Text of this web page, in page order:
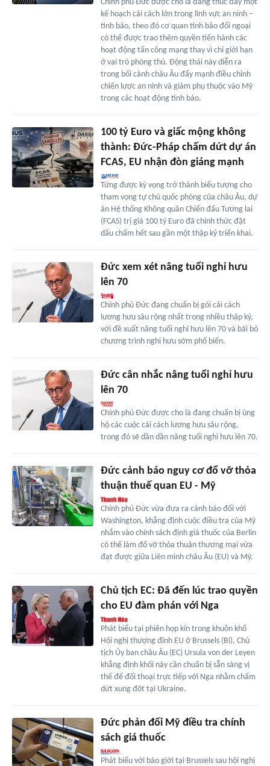
Chính phủ Đức được cho là đang thúc đẩy một
kế hoạch cải cách lớn trong lĩnh vực an ninh –
tình báo, theo đó cơ quan tình báo đối ngoại
có thể được trao thêm quyền tiến hành các
hoạt động tấn công mạng thay vì chỉ giới hạn
ở vai trò phòng thủ. Động thái này diễn ra
trong bối cảnh châu Âu đẩy mạnh điều chỉnh
chiến lược an ninh và giảm phụ thuộc vào Mỹ
trong các hoạt động tình báo.
100 tỷ Euro và giấc mộng không
thành: Đức-Pháp chấm dứt dự án
FCAS, EU nhận đòn giáng mạnh
Từng được kỳ vọng trở thành biểu tượng cho
tham vọng tự chủ quốc phòng của châu Âu, dự
án Hệ thống Không quân Chiến đấu Tương lai
(FCAS) trị giá 100 tỷ Euro đã chính thức đặt
dấu chấm hết sau gần một thập kỷ triển khai.
Đức xem xét nâng tuổi nghỉ hưu
lên 70
Chính phủ Đức đang chuẩn bị gói cải cách
lương hưu sâu rộng nhất trong nhiều thập kỷ,
với đề xuất nâng tuổi nghỉ hưu lên 70 và bãi bỏ
chương trình nghỉ hưu sớm phổ biến.
Đức cân nhắc nâng tuổi nghỉ hưu
lên 70
Chính phủ Đức được cho là đang chuẩn bị ủng
hộ các cuộc cải cách lương hưu sâu rộng,
trong đó sẽ dần dần nâng tuổi nghỉ hưu lên 70.
Đức cảnh báo nguy cơ đổ vỡ thỏa
thuận thuế quan EU - Mỹ
Chính phủ Đức vừa đưa ra cảnh báo đối với
Washington, khẳng định cuộc điều tra của Mỹ
nhắm vào chính sách định giá thuốc của Berlin
có thể làm đổ vỡ thỏa thuận thương mại vừa
đạt được giữa Liên minh châu Âu (EU) và Mỹ.
Chủ tịch EC: Đã đến lúc trao quyền
cho EU đàm phán với Nga
Phát biểu tại phiên họp kín trong khuôn khổ
Hội nghị thượng đỉnh EU ở Brussels (Bỉ), Chủ
tịch Ủy ban châu Âu (EC) Ursula von der Leyen
khẳng định khối này cần chuẩn bị sẵn sàng vị
thế để đối thoại trực tiếp với Nga nhằm chấm
dứt xung đột tại Ukraine.
Đức phản đối Mỹ điều tra chính
sách giá thuốc
Phát biểu với báo giới tại Brussels sau hội nghị